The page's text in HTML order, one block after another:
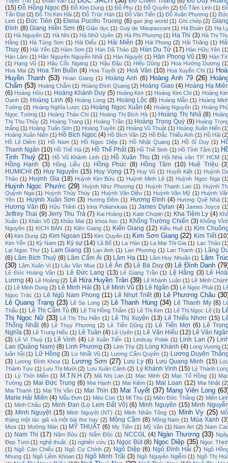
(15) Đỗ Hồng Ngọc (5) Đỗ KIm Dung (1) Đỗ Phu (1) Đỗ Quyên (2) Đỗ Tâm Linh (1)
Tấn Đạt (2) Đỗ Thị Kim Hải (2) Đỗ Trúc Hàn (1) Đỗ Văn Tiến (1) Đỗ Xuân Phương (1)
Linh (1) Đức Tiên (3) Elena Pucillo Truong (6) gan jing world (1) Ghi chép (2)
Đình (8) Giang Hiền Sơn (6) Giáo dục (1) Guy de Maupassant (1) Hà Đoàn (2) Hạ
(1) Hà Nguyên (2) Hà Nhi (1) Hà Nhữ Uyên (2) Hà Phi Phượng (1) Hạ Thi (3) Hà Thị
Hằng (1) Hà Tùng Sơn (1) Hải Điểu (1) Hải Miên (3) Hải Phong (2) Hải Thăng (1)
Thuỵ (6) Hải Yến (2) Hàm Sơn (1) Hàn Dã Thảo (2) Hàn Du Tử (17) Hàn Hữu Yên
Hàn Lâm (1) Hãn Nguyên Nguyễn Nhã (1) Hàn Nguyệt (1) Hàn Phong Vũ (19) Hàn
(1) Hạng Vũ (1) Hậu Cốc Ngang (1) Hậu Đậu (1) Hiếu Dũng (1) Hoa Hướng Dương
Hoa Mai (2) Hoa Tím Buồn (4) Hoa Tuyết (2) Hoà Văn (10) Hoa Xuyến Chi (1)
Huyền Thanh (53) Hoan Giang (1) Hoàng Anh (6) Hoàng Anh 79 (26)
Chẩm (53) Hoàng Chẫm (1) Hoàng Đình Quang (2) Hoàng Giao (4) Hoàng Hạ
(6) Hoàng Hữu (1) Hoàng Khánh Duy (5) Hoàng Kim (1) Hoàng Kim Chi (1) Hoàng
Oanh (2) Hoàng Linh (6) Hoàng Long (2) Hoàng Lộc (8) Hoàng Mẫn (1) Hoàng
Tường (2) Hoàng Nghĩa Lược (1) Hoàng Ngọc Xuân (4) Hoàng Nguyên (1) Hoàng
Ngọc Tường (1) Hoàng Thảo Chi (1) Hoàng Thị Bích Hà (1) Hoàng Thị Nhã (8)
Thị Thu Thủy (2) Hoàng Trang (1) Hoàng Trần (1) Hoàng Trọng Quý (9) Hoàng
thắng (1) Hoàng Tuấn Sơn (1) Hoàng Tuyên (2) Hoàng Vũ Thuật (1) Hoàng Xuân Hiến
Hoàng Xuân Niên (1) Hồ Bích Ngọc (4) Hồ Bích Vân (2) Hồ Đắc Thiếu Anh (1) Hồ Hải
Hồ Lê Diêm (1) Hồ Nam (1) Hồ Ngọc Diệp (1) Hồ Nhật Quang (1) Hồ Sĩ Duy (1)
Thanh Ngân (10) Hồ Thế Hà (2) Hồ Thế Phất (3) Hồ Thế Sinh (1) Hồ Tĩnh Tâm (1)
Tịnh Thuỷ (21) Hồ Vũ Khánh Linh (1) Hồ Xuân Thu (3) Hội Nhà văn TP. HCM
Hồng Hạnh (3) Hồng Liễu (1) Hồng Phúc (8) Hồng Tâm (10) Huệ Triệu
HUMICHI
(5) Huy Nguyên (15) Huy Vọng (17) Huy Vũ (1) Huyết Kiệt (1) Huỳnh
Thảo (1) Huỳnh Gia (18) Huỳnh Kim Bửu (1) Huỳnh Minh Lệ (2) Huỳnh Ngọc Nga
Huỳnh Ngọc Phước (29) Huỳnh Như Phương (1) Huỳnh Thanh Lan (1)
Huỳnh
Quỳnh Nga (1) Huỳnh Thúy Thúy (1) Huỳnh Văn Diệu (1) Huỳnh Văn Mỹ (1) Huỳnh
Yên (1) Huỳnh Xuân Sơn (3) Hương Đêm (1) Hương Đình (4) Hương Quê Nhà
Hương Văn (6) Hửu Thỉnh (1) Irina Polianxkaia (1) James Dylan (4) James Joyce
Jeffrey Thai (9) Jerry Thu Trà (7) Kai Hoàng (1) Kate Chopin (1) Kha Tiệm Ly (4)
Xuân (1) Khán Võ (2) Khảo Mai (1) khoa học (1) Khổng Trường Chiến (3) Khổng
Nguyên (1) KỊCH BẢN (1) Kiên Giang (1) Kiến Giang (12) Kiều Huệ (1) Kim
(4) Kim Dung (2) Kim Ngoan (15) Kim Quyên (1) Kim Sơn Giang (22) Kim Tiết
Kim Yến (1) Kỳ Nam (2) Ký sự (14) Lã Bố (1) La Hán (1) La Mai Thi Gia (1) Lạc Thảo
Lại Ngọc Thư (1) Lam Giang (3) Lan Anh (1) Lan Phương (1) Lan Thanh (1) Lãng
(6) Lâm Bích Thuỷ (8) Lâm Cẩm Ái (3) Lâm Hạ (11) Lâm Huy Nhuận (1) Lâm
(30) Lâm Xuân Vi (1) Lâu Văn Mua (1) Lê Ân (5) Lê Bá Duy (9) Lê Đình Danh
Lê Đức Hoàng Vân (1) Lê Đức Lang (13) Lê Giang Trần (1) Lệ Hằng (3) Lê
Lương (4) Lê Hoàng (2) Lê Hứa Huyền Trân (39) Lê Khánh Luận (1) Lê Minh
(1) Lê Minh Dung (2) Lê Minh Hải (3) Lê Minh Vũ (3) Lê Ngân (3) Lê Ngọc Phái (1)
Ngọc Trác (1) Lê Ngũ Nam Phong (11) Lê Nhựt Triết (8) Lê Phương Châu
Lê Quang Trạng (23) Lê Sa Long (2) Lê Thanh Hùng (34) Lê Thanh My (8)
Thấu (1) Lê Thị Cẩm Tú (6) Lê Thị Hồng Thắm (1) Lê Thị Kim (1) Lê Thị Ngọc Lệ (1)
Thị Ngọc Nữ (33) Lê Thị Thu Hiền (1) Lê Thị Xuyên (13) Lê Thiếu Nhơn (15)
Thống Nhất (6) Lê Thụy Phương (2) Lê Tiến Dũng (1) Lê Tiến Mợi (6) Lê
Nghĩa (3) Lê Trung Hiếu (1) Lê Tuân (4) Lê Uyên (1) Lê Văn Hiếu (12) Lê Văn
(3) Lê Vi Thuỷ (1) Lê Vinh (4) Lê Xuân Tiến (1) Lindsay Polak (1) Linh Lan (7)
Lan (Quảng Nam) (8) Linh Phương (3) Linh Thy (2) Long Khánh (4) Long Vương
luân hồi (1) Lữ Hồng (3) Lư Nhất Vũ (1) Lương Cẩm Quyên (1) Lương Duyên
(3) Lương Đình Khoa (1) Lương Sơn (27) Lưu Ly (6) Lưu Quang Minh (15)
Thành Tựu (1) Lưu Thị Mười (2) Lưu Xuân Cảnh (2) Lý Khánh Vinh (15) Lý Thành
(1)
Lý Thời Miễn (1) M.T.N.H (7) Mã Nhị Lan (1) Mạc Minh (2) Mạc Tố Hồng (1)
Tường (2) Mai Đức Trung (6) Mai Hạnh (1) Mai Kiệm (1) Mai Loan (12) Mai Nhật
Mai Thanh (1) Mai Thị Vân (1) Mai Thìn (3) Mai Tuyết (37) Mang Viên Long
Marie Hải Miên (4) Mẫu Đơn (1) Mèo Con (1) Mi Thu (1) Miên Đức Thắng (2) Miên
(1) Minh Châu (2) Minh Đan (Lọ Lem Đất Võ) (6) Minh Nguyên (15) Minh
(3) Minh Nguyệt (15) Minh Nguyệt (NT) (1) Minh Nhân Tông (1) Minh Vy (25)
tháng một tác giả và một bài thơ hay (2) Mộng Cầm (8) Mộng Nam (1) Mùa Xanh
Mưa (1) Mường Mán (1) MỸ THUẬT (6) My Tiên (1) Mỹ Vân (1) Nam Art (2) Nam
(1) Nam Thi (17) Năm Bửu (1) Nấm Độc (1) NCCGL (4) Ngàn Thương (33)
Đẹp Tươi (1) nghệ thuật. (1) nghiên cứu (1) Ngọc Bút (8) Ngọc Diệp (35) Ngọc
(1) Ngô Càn Chiểu (1) Ngô Cự Chính (2) Ngô Diệp (6) Ngô Đình Hải (7) Ngô
Nhung (1) Ngô Liêm Khoan (1) Ngô Minh Trãi (3) Ngô Nguyên Ngiễm (1) Ngô Thị